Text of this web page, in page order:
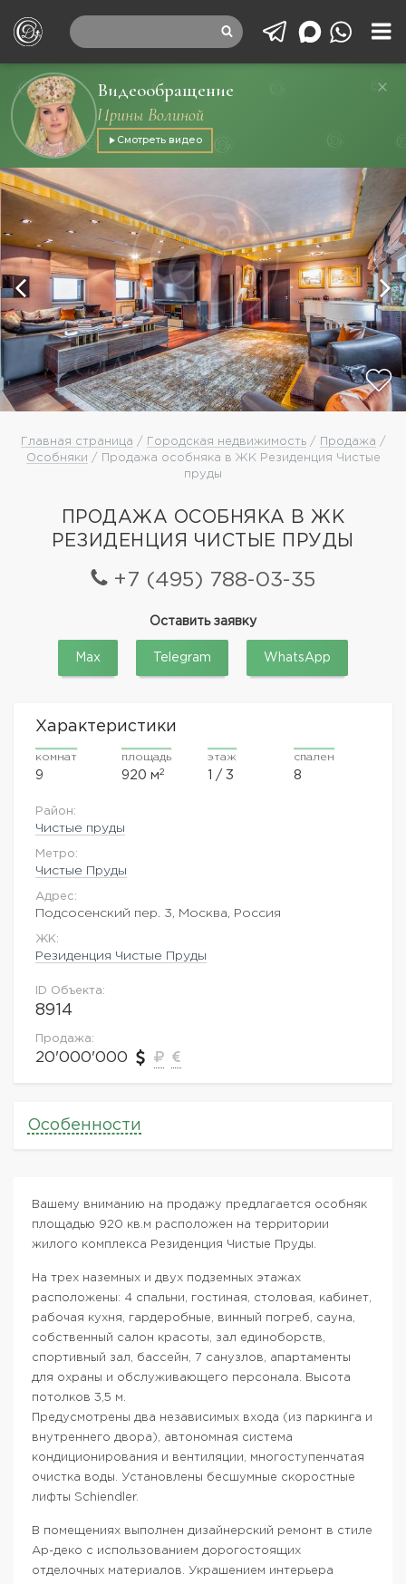
Видеообращение
Ирины Волиной
Смотреть видео
Главная страница / Городская недвижимость/ Продажа /
Особняки / Продажа особняка в ЖК Резиденция Чистые
пруды
ПРОДАЖА ОСОБНЯКА В ЖК
РЕЗИДЕНЦИЯ ЧИСТЫЕ ПРУДЫ
+7 (495) 788-03-35
Оставить заявку
Max Telegram WhatsApp
Характеристики
комнат
9
площадь
920 м2
этаж
1 / 3
спален
8
Район:
Чистые пруды
Метро:
Чистые Пруды
Адрес:
Подсосенский пер. 3, Москва, Россия
ЖK:
Резиденция Чистые Пруды
ID Объекта:
8914
Продажа:
20'000'000
Особенности
Вашему вниманию на продажу предлагается особняк
площадью 920 кв.м расположен на территории
жилого комплекса Резиденция Чистые Пруды.
На трех наземных и двух подземных этажах
расположены: 4 спальни, гостиная, столовая, кабинет,
рабочая кухня, гардеробные, винный погреб, сауна,
собственный салон красоты, зал единоборств,
спортивный зал, бассейн, 7 санузлов, апартаменты
для охраны и обслуживающего персонала. Высота
потолков 3,5 м.
Предусмотрены два независимых входа (из паркинга и
внутреннего двора), автономная система
кондиционирования и вентиляции, многоступенчатая
очистка воды. Установлены бесшумные скоростные
лифты Schiendler.
В помещениях выполнен дизайнерский ремонт в стиле
Ар-деко с использованием дорогостоящих
отделочных материалов. Украшением интерьера